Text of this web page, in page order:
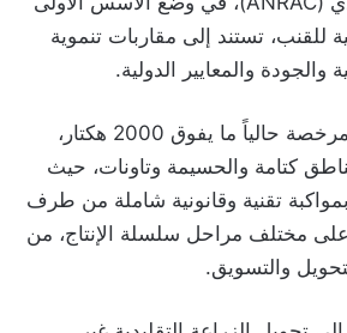
للقنب، تستند إلى مقاربات تنموية
والمعايير الدولية.
وتغطي المساحات المرخصة حالياً ما يفوق 2000 هكتار،
كتامة والحسيمة وتاونات، حيث
تقنية وقانونية شاملة من طرف
مختلف مراحل سلسلة الإنتاج، من
والتسويق.